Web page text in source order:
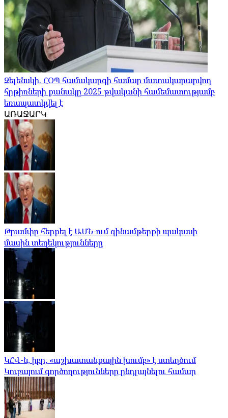
Զելենսկի. ՀՕՊ համակարգի համար մատակարարվող
հրթիռների քանակը 2025 թվականի համեմատությամբ
եռապատկվել է
ԱՌԱՋԱՐԿ
Թրամփը հերքել է ԱՄՆ-ում զինամթերքի պակասի
մասին տեղեկությունները
ԿՀՎ-ն, իբր, «աշխատանքային խումբ» է ստեղծում
Կուբայում գործողությունները ընդլայնելու համար